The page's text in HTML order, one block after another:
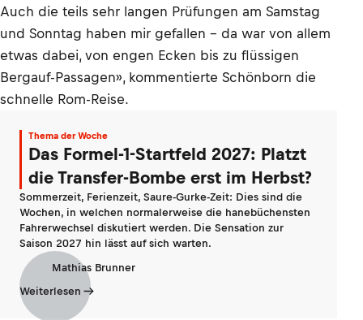
Auch die teils sehr langen Prüfungen am Samstag
und Sonntag haben mir gefallen - da war von allem
etwas dabei, von engen Ecken bis zu flüssigen
Bergauf-Passagen», kommentierte Schönborn die
schnelle Rom-Reise.
Thema der Woche
Das Formel-1-Startfeld 2027: Platzt
die Transfer-Bombe erst im Herbst?
Sommerzeit, Ferienzeit, Saure-Gurke-Zeit: Dies sind die
Wochen, in welchen normalerweise die hanebüchensten
Fahrerwechsel diskutiert werden. Die Sensation zur
Saison 2027 hin lässt auf sich warten.
Mathias Brunner
Weiterlesen